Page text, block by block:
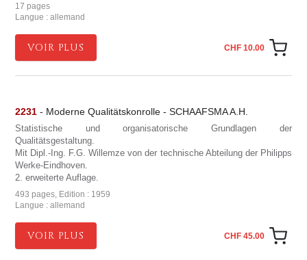
17 pages
Langue : allemand
VOIR PLUS CHF 10.00
2231 - Moderne Qualitätskonrolle - SCHAAFSMA A.H.
Statistische und organisatorische Grundlagen der
Qualitätsgestaltung.
Mit Dipl.-Ing. F.G. Willemze von der technische Abteilung der Philipps
Werke-Eindhoven.
2. erweiterte Auflage.
493 pages, Edition : 1959
Langue : allemand
VOIR PLUS CHF 45.00